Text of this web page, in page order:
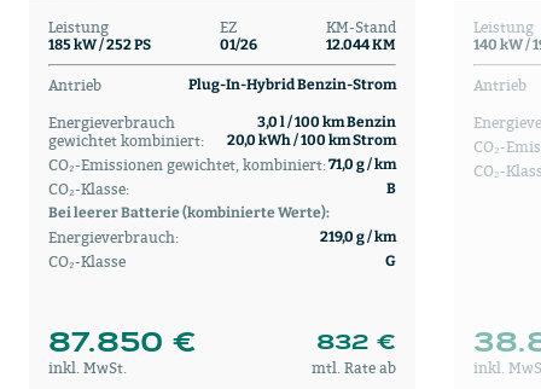
Leistung
185 kW / 252 PS
EZ
01/26
KM-Stand
12.044 KM
Antrieb Plug-In-Hybrid Benzin-Strom
Energieverbrauch
gewichtet kombiniert:
3,0 l / 100 km Benzin
20,0 kWh / 100 km Strom
CO₂-Emissionen gewichtet, kombiniert:71,0 g / km
CO₂-Klasse:
B
Bei leerer Batterie (kombinierte Werte):
Energieverbrauch: 219,0 g / km
CO₂-Klasse G
87.850 € 832 €
inkl. MwSt. mtl. Rate ab
Leistung
140 kW /
Antrieb
CO₂-
CO₂-
inkl.